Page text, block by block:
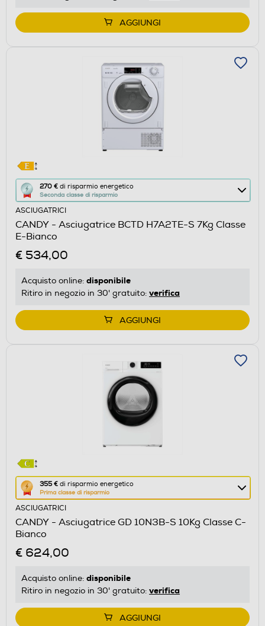
Youreko.
AGGIUNGI
270 € di risparmio energetico
Seconda classe di risparmio
Questa
azione
aprirà
il
Calcolatore
di
energetico
Youreko.
ASCIUGATRICI
CANDY - Asciugatrice BCTD H7A2TE-S 7Kg Classe
E-Bianco
€ 534,00
Acquisto online: disponibile
Ritiro in negozio in 30' gratuito: verifica
AGGIUNGI
355 € di risparmio energetico
Prima classe di risparmio
Questa
azione
aprirà
il
Calcolatore
di
energetico
Youreko.
ASCIUGATRICI
CANDY - Asciugatrice GD 10N3B-S 10Kg Classe C-
Bianco
€ 624,00
Acquisto online: disponibile
Ritiro in negozio in 30' gratuito: verifica
AGGIUNGI